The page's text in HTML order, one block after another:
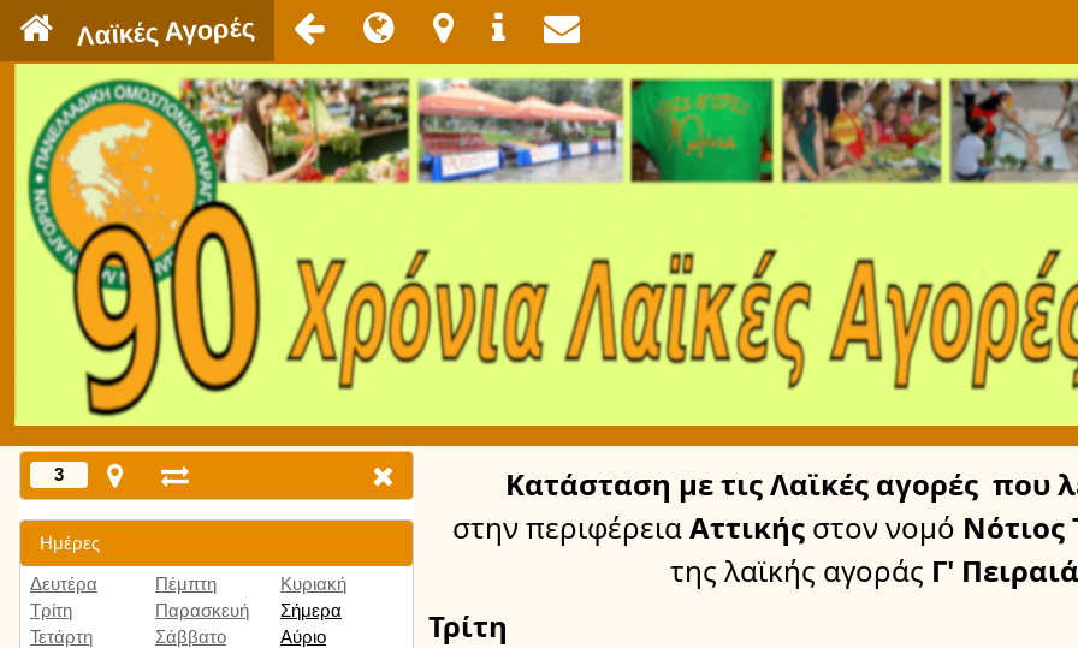
Λαϊκές Αγορές
3
Ημέρες
Δευτέρα
Τρίτη
Τετάρτη
Πέμπτη
Παρασκευή
Σάββατο
Κυριακή
Σήμερα
Αύριο
Κατάσταση με τις Λαϊκές αγορές που
στην περιφέρειαΑττικής στον νομό
της λαϊκής αγοράς Γ' Πειραιά
Τρίτη